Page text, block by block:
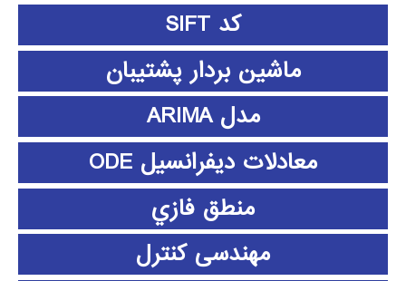
کد SIFT
ماشین بردار پشتیبان
مدل ARIMA
معادلات دیفرانسیل ODE
منطق فازي
مهندسی کنترل